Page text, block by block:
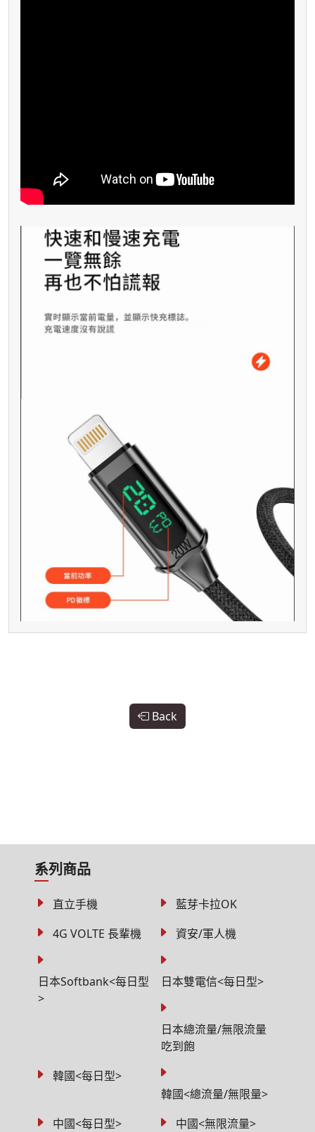
Back
系列商品
直立手機
藍芽卡拉OK
4G VOLTE 長輩機
資安/軍人機
日本Softbank<每日型
>
日本雙電信<每日型>
日本總流量/無限流量
吃到飽
韓國<每日型>
韓國<總流量/無限量>
中國<每日型>
中國<無限流量>